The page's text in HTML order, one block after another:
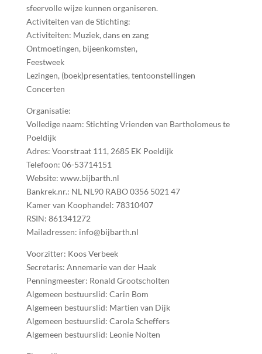
sfeervolle wijze kunnen organiseren.
Activiteiten van de Stichting:
Activiteiten: Muziek, dans en zang
Ontmoetingen, bijeenkomsten,
Feestweek
Lezingen, (boek)presentaties, tentoonstellingen
Concerten
Organisatie:
Volledige naam: Stichting Vrienden van Bartholomeus te
Poeldijk
Adres: Voorstraat 111, 2685 EK Poeldijk
Telefoon: 06-53714151
Website: www.bijbarth.nl
Bankrek.nr.: NL NL90 RABO 0356 5021 47
Kamer van Koophandel: 78310407
RSIN: 861341272
Mailadressen: info@bijbarth.nl
Voorzitter: Koos Verbeek
Secretaris: Annemarie van der Haak
Penningmeester: Ronald Grootscholten
Algemeen bestuurslid: Carin Bom
Algemeen bestuurslid: Martien van Dijk
Algemeen bestuurslid: Carola Scheffers
Algemeen bestuurslid: Leonie Nolten